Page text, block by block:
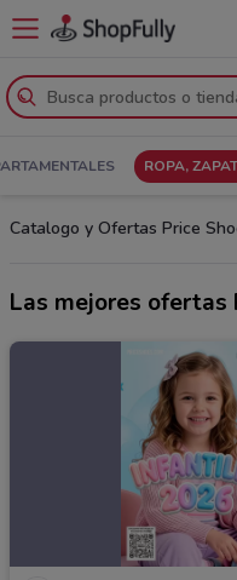
ROPA,
Catalogo y Ofertas Price
Las mejores ofertas